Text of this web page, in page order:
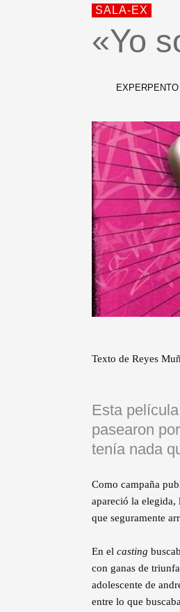
SALA-EX
«Yo
EXPERPENTO
Texto de Reyes
Esta
pasearon
tenía nada
Como campaña
apareció la
que seguramente
En el casting
con ganas de
adolescente de
entre lo que